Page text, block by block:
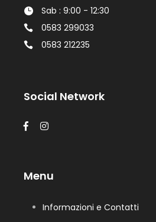
Sab : 9:00 - 12:30
0583 299033
0583 212235
Social Network
Menu
Informazioni e Contatti